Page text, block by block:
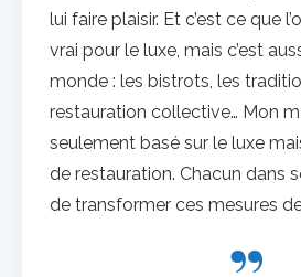
lui faire plaisir. Et c’est ce que
vrai pour le luxe, mais c’est
monde : les bistrots, les
restauration collective… Mon
seulement basé sur le luxe
de restauration. Chacun dans
de transformer ces mesures